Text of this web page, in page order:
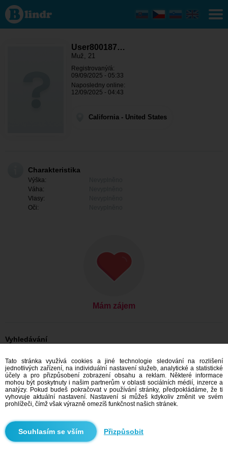
User800187551
- On hledá
někoho
California
User800187…
Muž, 21
Registrovaný/á:
09/09/2025 - 05:33
Naposledny online:
12/09/2025 - 04:43
California - United States
Charakteristika
Výška:
Váha:
Vlasy:
Oči:
Mám zájem
Vyhledávání
On hledá ji: Muži, 21
On hledá ji: Muži, 21 - United States
On hledá ji: Muži, 21 - California
Seznamka United States
Seznamka California
Doporučujeme
Tato stránka využívá cookies a jiné technologie sledování na rozlišení
jednotlivých zařízení, na individuální nastavení služeb, analytické a statistické
účely a pro přizpůsobení zobrazení obsahu a reklam. Některé informace
mohou být poskytnuty i našim partnerům v oblasti sociálních médií, inzerce a
analýzy. Pokud budeš pokračovat v používání stránky, předpokládáme, že ti
vyhovuje aktuální nastavení. Nastavení si můžeš kdykoliv změnit ve svém
prohlížeči, čímž však výrazně omezíš funkčnost našich stránek.
Přizpůsobit